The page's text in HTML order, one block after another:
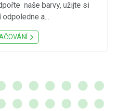
naše barvy, užijte si
a...